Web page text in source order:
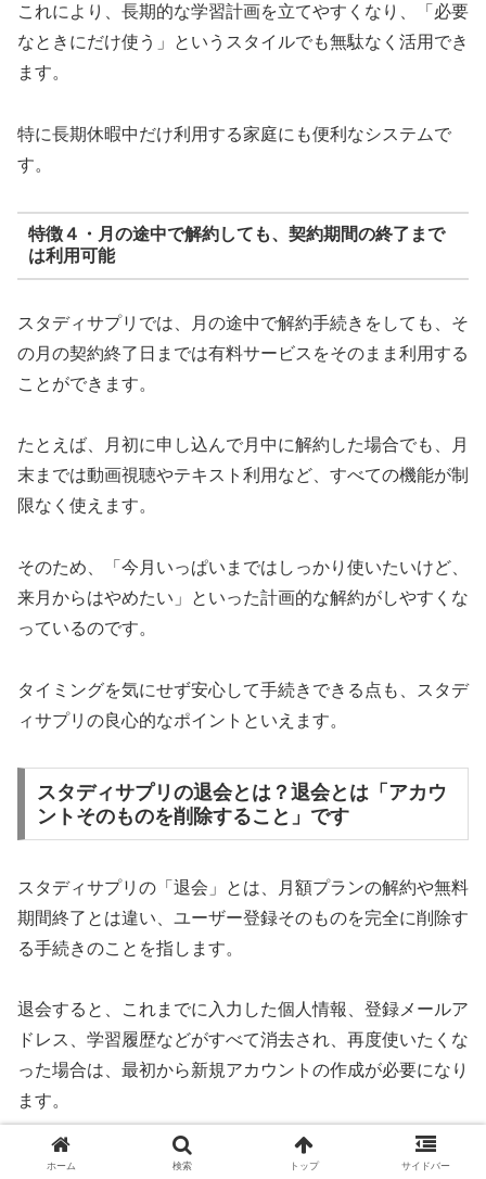
これにより、長期的な学習計画を立てやすくなり、「必要
なときにだけ使う」というスタイルでも無駄なく活用でき
ます。
特に長期休暇中だけ利用する家庭にも便利なシステムで
す。
特徴４・月の途中で解約しても、契約期間の終了まで
は利用可能
スタディサプリでは、月の途中で解約手続きをしても、そ
の月の契約終了日までは有料サービスをそのまま利用する
ことができます。
たとえば、月初に申し込んで月中に解約した場合でも、月
末までは動画視聴やテキスト利用など、すべての機能が制
限なく使えます。
そのため、「今月いっぱいまではしっかり使いたいけど、
来月からはやめたい」といった計画的な解約がしやすくな
っているのです。
タイミングを気にせず安心して手続きできる点も、スタデ
ィサプリの良心的なポイントといえます。
スタディサプリの退会とは？退会とは「アカウ
ントそのものを削除すること」です
スタディサプリの「退会」とは、月額プランの解約や無料
期間終了とは違い、ユーザー登録そのものを完全に削除す
る手続きのことを指します。
退会すると、これまでに入力した個人情報、登録メールア
ドレス、学習履歴などがすべて消去され、再度使いたくな
った場合は、最初から新規アカウントの作成が必要になり
ます。
よくある誤解として「有料プランを解約＝退会」と思って
ホーム 検索 トップ サイドバー